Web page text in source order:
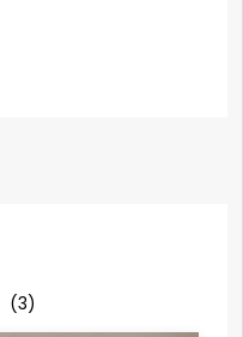
(3)